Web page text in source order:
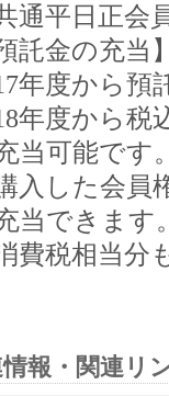
通平日正会
託金の充当
年度から預
年度から税
当可能です
入した会
当できます
費税相当
情報・関連リ